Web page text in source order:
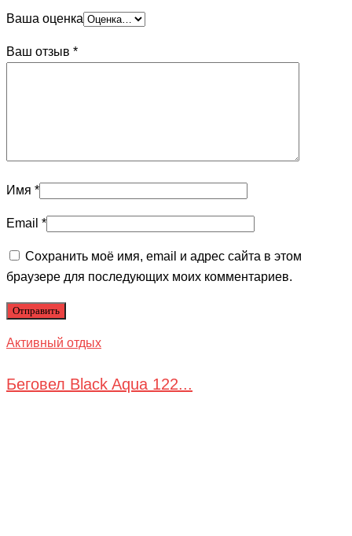
Ваша оценка
Ваш отзыв *
Имя *
Email *
Сохранить моё имя, email и адрес сайта в этом
браузере для последующих моих комментариев.
Активный отдых
Беговел Black Aqua 122...